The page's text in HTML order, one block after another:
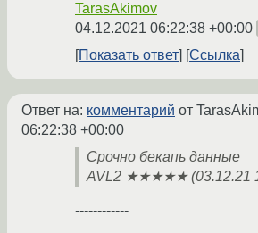
TarasAkimov
04.12.2021 06:22:38 +00:00
Показать ответ Ссылка
Ответ на: комментарий от
06:22:38 +00:00
Срочно бекапь данные
AVL2 ★★★★★ (03.12.21
------------